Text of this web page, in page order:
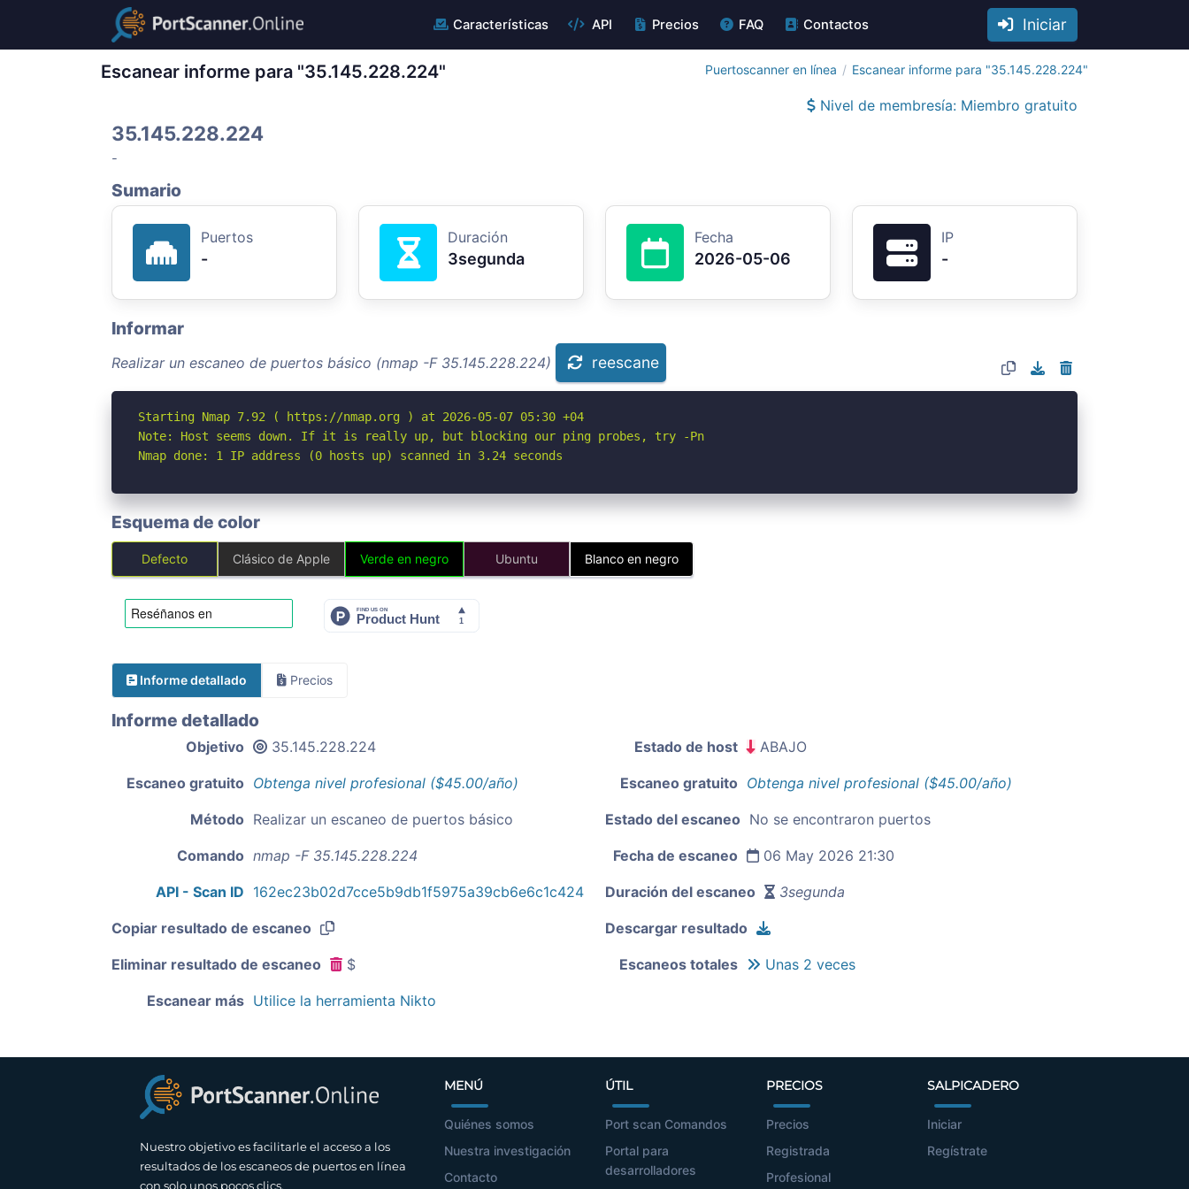
Características API Precios FAQ Contactos Iniciar
Escanear informe para "35.145.228.224" Puertoscanner en línea Escanear informe para "35.145.228.224"
Nivel de membresía: Miembro gratuito
35.145.228.224
-
Sumario
Puertos
-
Duración
3segunda
Fecha
2026-05-06
IP
-
Informar
Realizar un escaneo de puertos básico (nmap -F 35.145.228.224) reescane
Starting Nmap 7.92 ( https://nmap.org ) at 2026-05-07 05:30 +04
Note: Host seems down. If it is really up, but blocking our ping probes, try -Pn
Nmap done: 1 IP address (0 hosts up) scanned in 3.24 seconds
Esquema de color
Defecto Clásico de Apple Verde en negro Ubuntu Blanco en negro
Informe detallado Precios
Informe detallado
Objetivo 35.145.228.224 Estado de host ABAJO
Escaneo gratuito Obtenga nivel profesional ($45.00/año) Escaneo gratuito Obtenga nivel profesional ($45.00/año)
Método Realizar un escaneo de puertos básico Estado del escaneo No se encontraron puertos
Comando nmap -F 35.145.228.224 Fecha de escaneo 06 May 2026 21:30
API - Scan ID 162ec23b02d7cce5b9db1f5975a39cb6e6c1c424 Duración del escaneo 3segunda
Copiar resultado de escaneo Descargar resultado
Eliminar resultado de escaneo $ Escaneos totales Unas 2 veces
Escanear más Utilice la herramienta Nikto
Nuestro objetivo es facilitarle el acceso a los
resultados de los escaneos de puertos en línea
con solo unos pocos clics.
MENÚ
Quiénes somos
Nuestra investigación
Contacto
ÚTIL
Port scan Comandos
Portal para
desarrolladores
PRECIOS
Precios
Registrada
Profesional
SALPICADERO
Iniciar
Regístrate